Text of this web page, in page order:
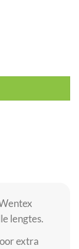
Telescopic
lengtes.
extra